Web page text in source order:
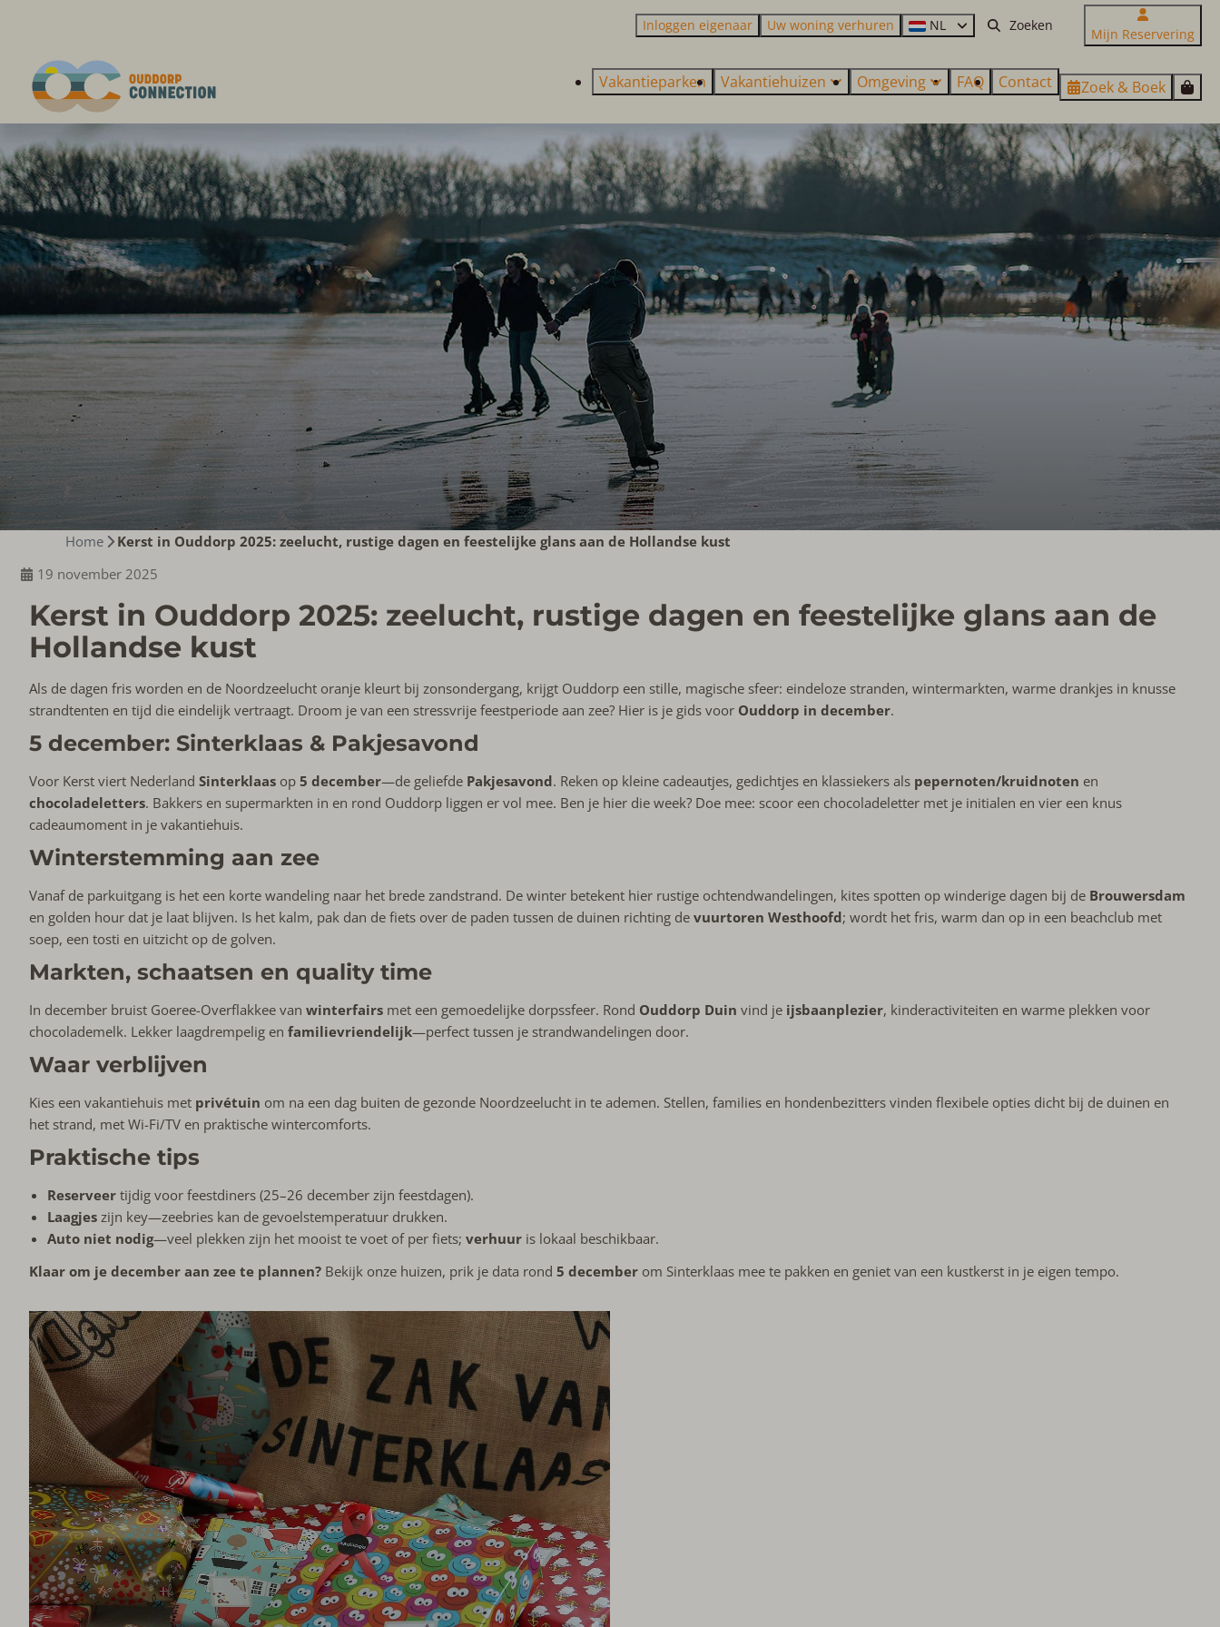
Inloggen eigenaar Uw woning verhuren NL
Mijn Reservering
Vakantieparken Vakantiehuizen Omgeving FAQ Contact Zoek & Boek
Home
Kerst in Ouddorp 2025: zeelucht, rustige dagen en feestelijke glans aan de Hollandse kust
19 november 2025
Kerst in Ouddorp 2025: zeelucht, rustige dagen en feestelijke glans aan de
Hollandse kust
Als de dagen fris worden en de Noordzeelucht oranje kleurt bij zonsondergang, krijgt Ouddorp een stille, magische sfeer: eindeloze stranden, wintermarkten, warme drankjes in knusse
strandtenten en tijd die eindelijk vertraagt. Droom je van een stressvrije feestperiode aan zee? Hier is je gids voor Ouddorp in december.
5 december: Sinterklaas & Pakjesavond
Voor Kerst viert NederlandSinterklaas op5 december—de geliefde Pakjesavond. Reken op kleine cadeautjes, gedichtjes en klassiekers als pepernoten/kruidnoten en
chocoladeletters. Bakkers en supermarkten in en rond Ouddorp liggen er vol mee. Ben je hier die week? Doe mee: scoor een chocoladeletter met je initialen en vier een knus
cadeaumoment in je vakantiehuis.
Winterstemming aan zee
Vanaf de parkuitgang is het een korte wandeling naar het brede zandstrand. De winter betekent hier rustige ochtendwandelingen, kites spotten op winderige dagen bij de Brouwersdam
en golden hour dat je laat blijven. Is het kalm, pak dan de fiets over de paden tussen de duinen richting devuurtoren Westhoofd; wordt het fris, warm dan op in een beachclub met
soep, een tosti en uitzicht op de golven.
Markten, schaatsen en quality time
In december bruist Goeree-Overflakkee vanwinterfairs met een gemoedelijke dorpssfeer. Rond Ouddorp Duin vind je ijsbaanplezier, kinderactiviteiten en warme plekken voor
chocolademelk. Lekker laagdrempelig enfamilievriendelijk—perfect tussen je strandwandelingen door.
Waar verblijven
Kies een vakantiehuis met privétuin om na een dag buiten de gezonde Noordzeelucht in te ademen. Stellen, families en hondenbezitters vinden flexibele opties dicht bij de duinen en
het strand, met Wi-Fi/TV en praktische wintercomforts.
Praktische tips
Reserveer tijdig voor feestdiners (25–26 december zijn feestdagen).
Laagjes zijn key—zeebries kan de gevoelstemperatuur drukken.
Auto niet nodig—veel plekken zijn het mooist te voet of per fiets;verhuur is lokaal beschikbaar.
Klaar om je december aan zee te plannen? Bekijk onze huizen, prik je data rond5 december om Sinterklaas mee te pakken en geniet van een kustkerst in je eigen tempo.